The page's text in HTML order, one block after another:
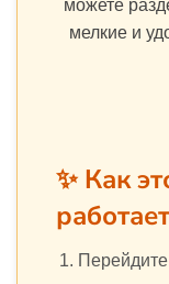
можете
мелкие и
✨ Как